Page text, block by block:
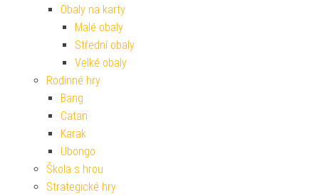
Obaly na karty
Malé obaly
Střední obaly
Velké obaly
Rodinné hry
Bang
Catan
Karak
Ubongo
Škola s hrou
Strategické hry